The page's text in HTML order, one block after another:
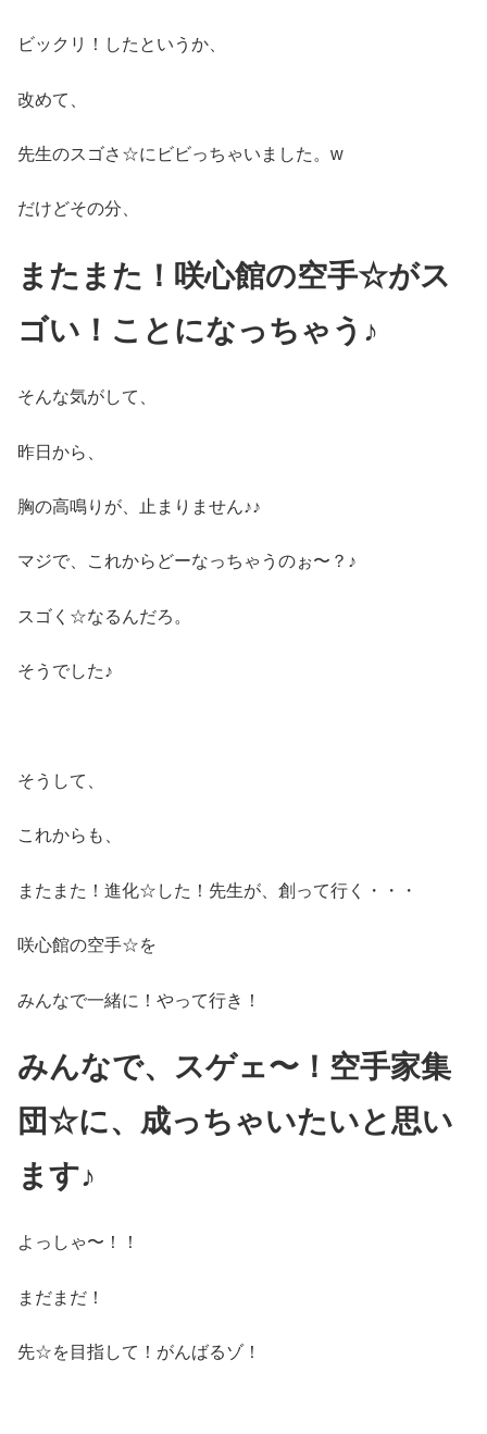
ビックリ！したというか、
改めて、
先生のスゴさ☆にビビっちゃいました。w
だけどその分、
またまた！咲心館の空手☆がス
ゴい！ことになっちゃう♪
そんな気がして、
昨日から、
胸の高鳴りが、止まりません♪♪
マジで、これからどーなっちゃうのぉ〜？♪
スゴく☆なるんだろ。
そうでした♪
そうして、
これからも、
またまた！進化☆した！先生が、創って行く・・・
咲心館の空手☆を
みんなで一緒に！やって行き！
みんなで、スゲェ〜！空手家集
団☆に、成っちゃいたいと思い
ます♪
よっしゃ〜！！
まだまだ！
先☆を目指して！がんばるゾ！